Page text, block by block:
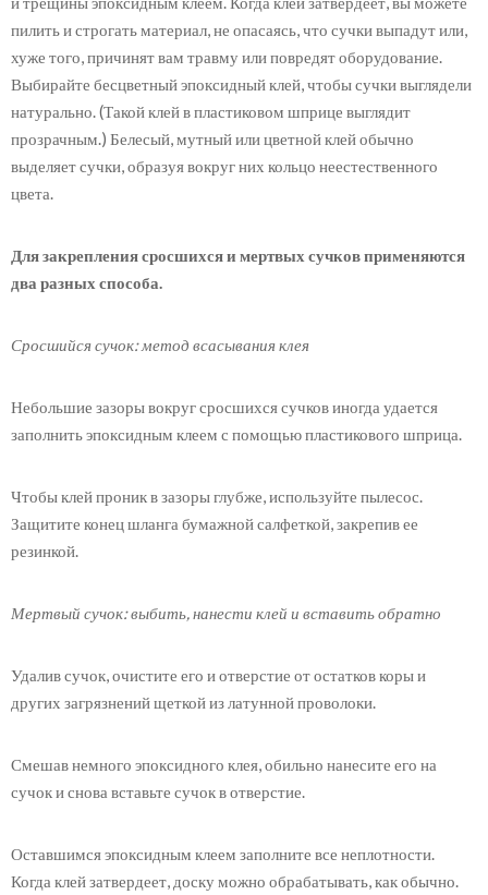
пилить и строгать материал, не опасаясь, что сучки выпадут или,
хуже того, причинят вам травму или повредят оборудование.
Выбирайте бесцветный эпоксидный клей, чтобы сучки выглядели
натурально. (Такой клей в пластиковом шприце выглядит
прозрачным.) Белесый, мутный или цветной клей обычно
выделяет сучки, образуя вокруг них кольцо неестественного
цвета.
Для закрепления сросшихся и мертвых сучков применяются
два разных способа.
Сросшийся сучок: метод всасывания клея
Небольшие зазоры вокруг сросшихся сучков иногда удается
заполнить эпоксидным клеем с помощью пластикового шприца.
Чтобы клей проник в зазоры глубже, используйте пылесос.
Защитите конец шланга бумажной салфеткой, закрепив ее
резинкой.
Мертвый сучок: выбить, нанести клей и вставить обратно
Удалив сучок, очистите его и отверстие от остатков коры и
других загрязнений щеткой из латунной проволоки.
Смешав немного эпоксидного клея, обильно нанесите его на
сучок и снова вставьте сучок в отверстие.
Оставшимся эпоксидным клеем заполните все неплотности.
Когда клей затвердеет, доску можно обрабатывать, как обычно.